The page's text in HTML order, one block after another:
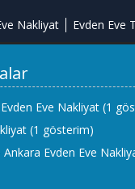
Nakliyat Evden Eve
Eve Nakliyat (1
(1 gösterim)
Evden Eve